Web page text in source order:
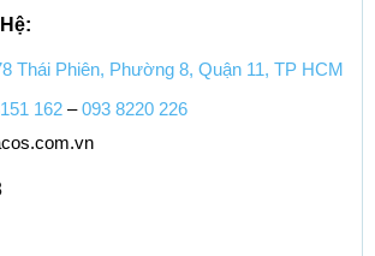
Thái Phiên, Phường 8, Quận 11, TP HCM
162 –093 8220 226